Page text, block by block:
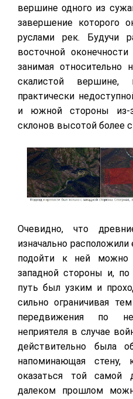
вершине одного из
завершение которого
руслами рек. Будучи
восточной
занимая относительно
скалистой вершине,
практически
и южной стороны из-
склонов высотой более
Очевидно, что
изначально
подойти к ней можно
западной стороны и, по
путь был узким и
сильно ограничивая
передвижения по
неприятеля в случае
действительно была
напоминающая стену,
оказаться той самой
далеком прошлом